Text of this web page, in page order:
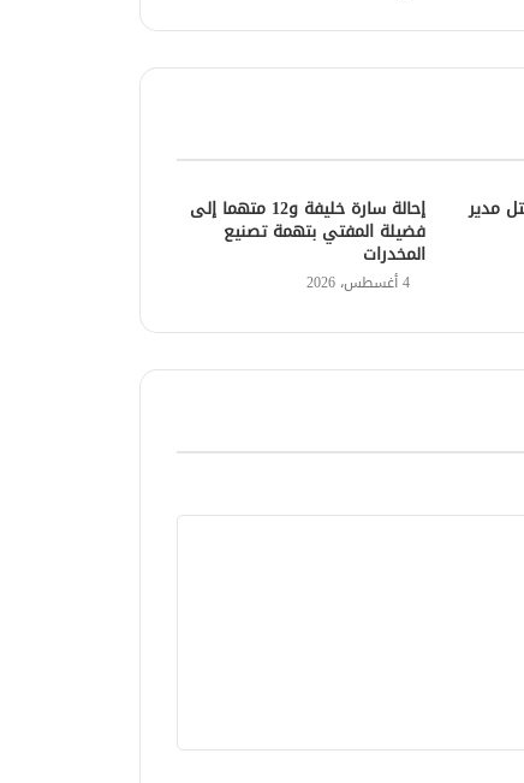
مدير إحالة سارة خليفة و12 متهما إلى
فضيلة المفتي بتهمة تصنيع
المخدرات
4 أغسطس، 2026